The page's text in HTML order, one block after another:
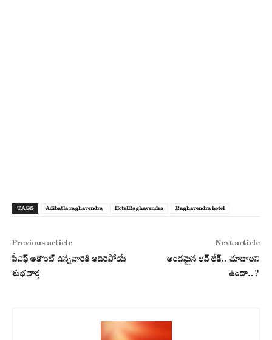
TAGS Adibatla raghavendra HotelRaghavendra Raghavendra hotel
Previous article
పీఎఫ్ అకౌంట్ ఉన్నవారికి అదిరిపోయే
శుభవార్త
Next article
అందమైన లవ్ లేక్.. చూడాలని
ఉందా..?